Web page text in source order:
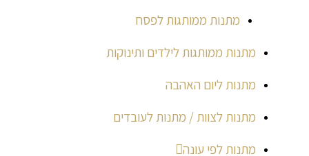
מתנות ממותגות לפסח
מתנות ממותגות לילדים ותינוקות
מתנות ליום האהבה
מתנות לצוות / מתנות לעובדים
מתנות לפי עונה